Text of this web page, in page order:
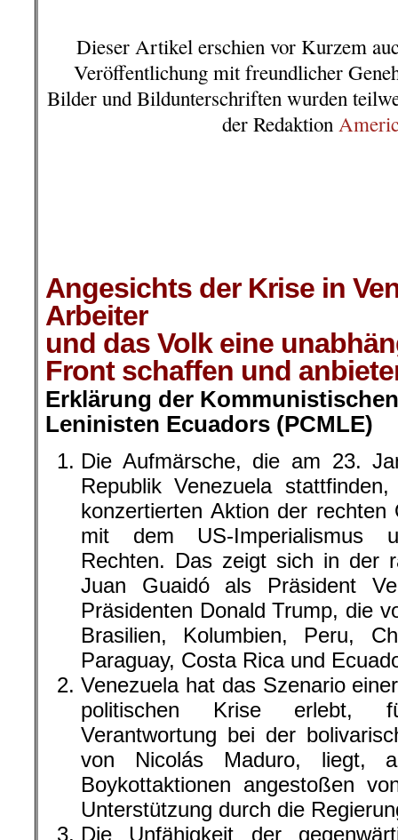
Dieser Artikel erschien vor Kurzem
Veröffentlichung mit freundlicher
Bilder und Bildunterschriften wurden
der Redaktion
Angesichts der Krise in
Arbeiter
und das Volk eine
Front schaffen und
Erklärung der
Leninisten Ecuadors (PCMLE)
Die Aufmärsche, die am 23.
Republik Venezuela
konzertierten Aktion der rechten
mit dem US-Imperialismus
Rechten. Das zeigt sich in der
Juan Guaidó als Präsident
Präsidenten Donald Trump, die
Brasilien, Kolumbien, Peru,
Paraguay, Costa Rica und
Venezuela hat das Szenario
politischen Krise erlebt,
Verantwortung bei der
von Nicolás Maduro, liegt,
Boykottaktionen angestoßen
Unterstützung durch die
Die Unfähigkeit der